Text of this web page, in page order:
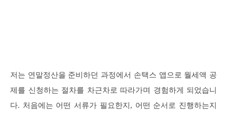
저는 연말정산을 준비하던 과정에서 손택스 앱으로 월세액 공
제를 신청하는 절차를 차근차로 따라가며 경험하게 되었습니
다. 처음에는 어떤 서류가 필요한지, 어떤 순서로 진행하는지